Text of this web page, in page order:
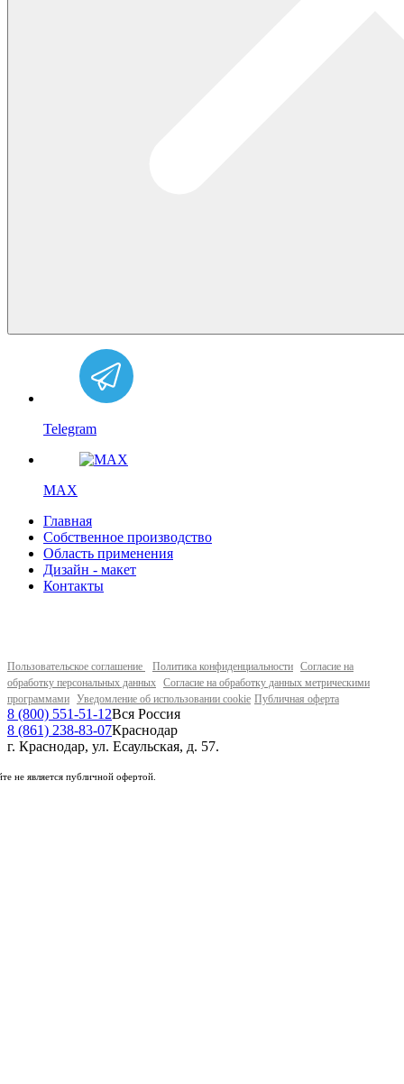
Telegram
MAX
Главная
Собственное производство
Область применения
Дизайн - макет
Контакты
Пользовательское соглашение Политика конфиденциальности Согласие на
обработку персональных данных Согласие на обработку данных метрическими
программами Уведомление об использовании cookie Публичная оферта
8 (800) 551-51-12Вся Россия
8 (861) 238-83-07Краснодар
г. Краснодар, ул. Есаульская, д. 57.
не является публичной офертой.